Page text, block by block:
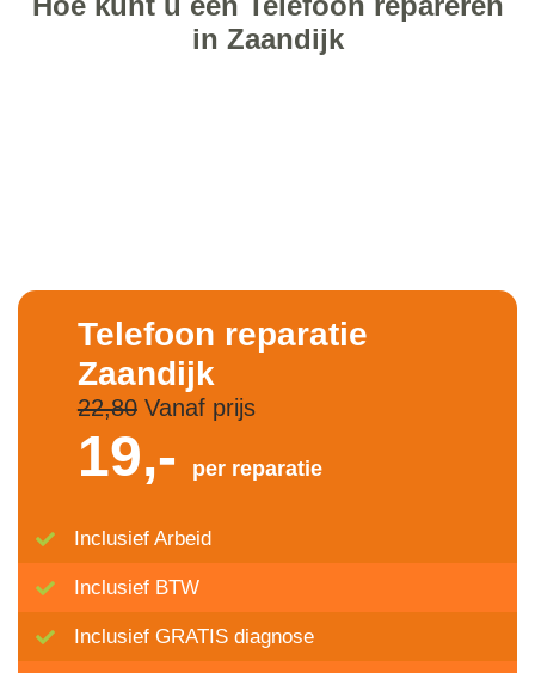
in Zaandijk
Telefoon reparatie
Zaandijk
22,80Vanaf prijs
19,- per reparatie
Inclusief Arbeid
Inclusief BTW
Inclusief GRATIS diagnose